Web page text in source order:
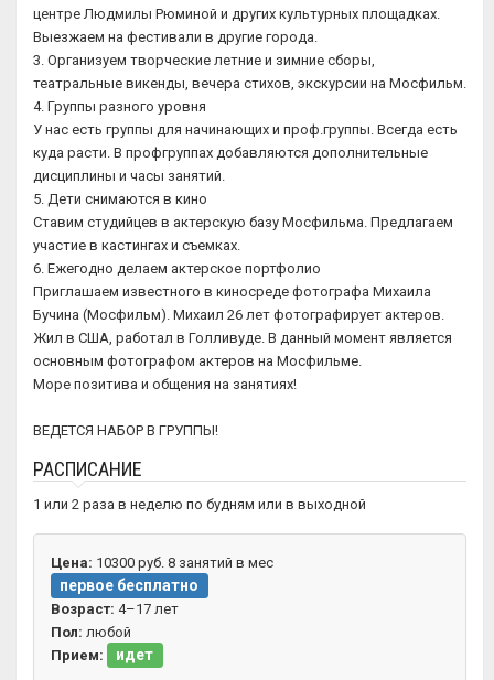
центре Людмилы Рюминой и других культурных площадках.
Выезжаем на фестивали в другие города.
3. Организуем творческие летние и зимние сборы,
театральные викенды, вечера стихов, экскурсии на Мосфильм.
4. Группы разного уровня
У нас есть группы для начинающих и проф.группы. Всегда есть
куда расти. В профгруппах добавляются дополнительные
дисциплины и часы занятий.
5. Дети снимаются в кино
Ставим студийцев в актерскую базу Мосфильма. Предлагаем
участие в кастингах и съемках.
6. Ежегодно делаем актерское портфолио
Приглашаем известного в киносреде фотографа Михаила
Бучина (Мосфильм). Михаил 26 лет фотографирует актеров.
Жил в США, работал в Голливуде. В данный момент является
основным фотографом актеров на Мосфильме.
Море позитива и общения на занятиях!
ВЕДЕТСЯ НАБОР В ГРУППЫ!
РАСПИСАНИЕ
1 или 2 раза в неделю по будням или в выходной
Цена: 10300 руб. 8 занятий в мес
первое бесплатно
Возраст: 4–17 лет
Пол: любой
Прием:
идет